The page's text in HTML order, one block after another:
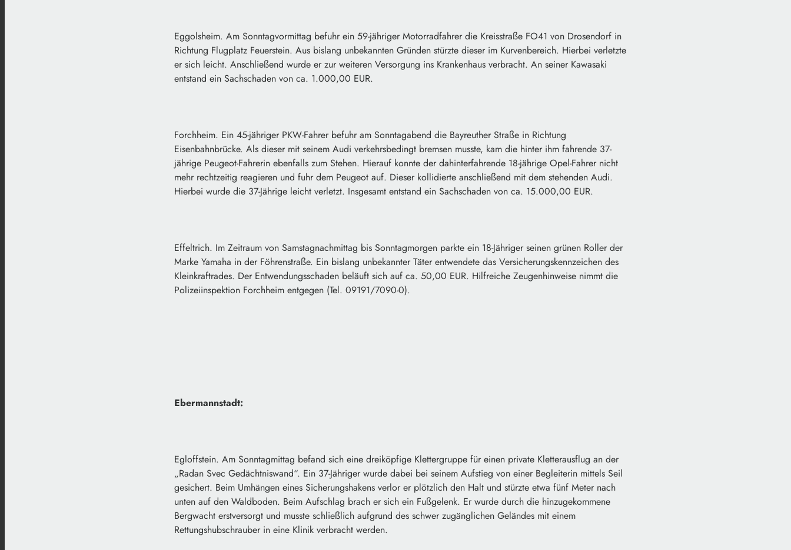
Eggolsheim. Am Sonntagvormittag befuhr ein 59-jähriger Motorradfahrer die Kreisstraße FO41 von Drosendorf in
Richtung Flugplatz Feuerstein. Aus bislang unbekannten Gründen stürzte dieser im Kurvenbereich. Hierbei verletzte
er sich leicht. Anschließend wurde er zur weiteren Versorgung ins Krankenhaus verbracht. An seiner Kawasaki
entstand ein Sachschaden von ca. 1.000,00 EUR.
Forchheim. Ein 45-jähriger PKW-Fahrer befuhr am Sonntagabend die Bayreuther Straße in Richtung
Eisenbahnbrücke. Als dieser mit seinem Audi verkehrsbedingt bremsen musste, kam die hinter ihm fahrende 37-
jährige Peugeot-Fahrerin ebenfalls zum Stehen. Hierauf konnte der dahinterfahrende 18-jährige Opel-Fahrer nicht
mehr rechtzeitig reagieren und fuhr dem Peugeot auf. Dieser kollidierte anschließend mit dem stehenden Audi.
Hierbei wurde die 37-Jährige leicht verletzt. Insgesamt entstand ein Sachschaden von ca. 15.000,00 EUR.
Effeltrich. Im Zeitraum von Samstagnachmittag bis Sonntagmorgen parkte ein 18-Jähriger seinen grünen Roller der
Marke Yamaha in der Föhrenstraße. Ein bislang unbekannter Täter entwendete das Versicherungskennzeichen des
Kleinkraftrades. Der Entwendungsschaden beläuft sich auf ca. 50,00 EUR. Hilfreiche Zeugenhinweise nimmt die
Polizeiinspektion Forchheim entgegen (Tel. 09191/7090-0).
Ebermannstadt:
Egloffstein. Am Sonntagmittag befand sich eine dreiköpfige Klettergruppe für einen private Kletterausflug an der
„Radan Svec Gedächtniswand“. Ein 37-Jähriger wurde dabei bei seinem Aufstieg von einer Begleiterin mittels Seil
gesichert. Beim Umhängen eines Sicherungshakens verlor er plötzlich den Halt und stürzte etwa fünf Meter nach
unten auf den Waldboden. Beim Aufschlag brach er sich ein Fußgelenk. Er wurde durch die hinzugekommene
Bergwacht erstversorgt und musste schließlich aufgrund des schwer zugänglichen Geländes mit einem
Rettungshubschrauber in eine Klinik verbracht werden.